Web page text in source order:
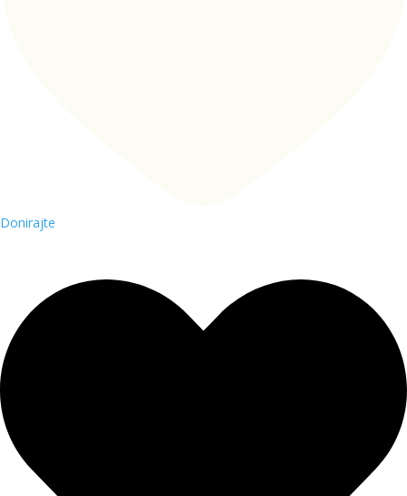
Donirajte